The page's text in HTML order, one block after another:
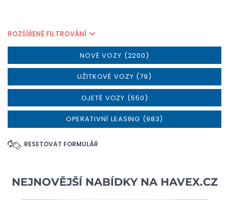
ROZŠÍŘENÉ FILTROVÁNÍ
NOVÉ VOZY (2200)
UŽITKOVÉ VOZY (79)
OJETÉ VOZY (550)
OPERATIVNÍ LEASING (983)
RESETOVAT FORMULÁŘ
NEJNOVĚJŠÍ NABÍDKY NA HAVEX.CZ